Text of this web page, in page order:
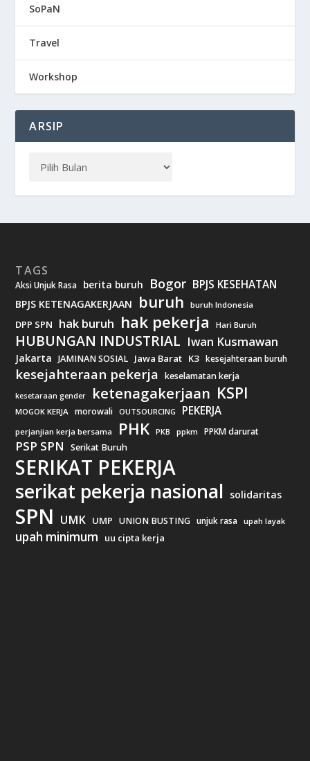
SoPaN
Travel
Workshop
ARSIP
TAGS
Aksi Unjuk Rasa berita buruh Bogor BPJS KESEHATAN
BPJS KETENAGAKERJAAN buruh buruh Indonesia
DPP SPN hak buruh hak pekerja Hari Buruh
HUBUNGAN INDUSTRIAL Iwan Kusmawan
Jakarta JAMINAN SOSIAL Jawa Barat K3 kesejahteraan buruh
kesejahteraan pekerja keselamatan kerja
kesetaraan gender ketenagakerjaan KSPI
MOGOK KERJA morowali OUTSOURCING PEKERJA
perjanjian kerja bersama PHK PKB ppkm PPKM darurat
PSP SPN Serikat Buruh
SERIKAT PEKERJA
serikat pekerja nasional solidaritas
SPN UMK UMP UNION BUSTING unjuk rasa upah layak
upah minimum uu cipta kerja